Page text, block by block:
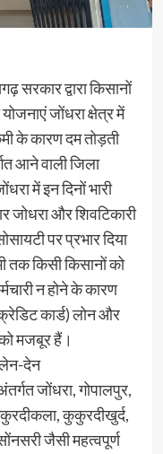
सरकार द्वारा किसानों
जोंधरा क्षेत्र में
के कारण दम तोड़ती
आने वाली जिला
में इन दिनों भारी
और शिवटिकारी
पर प्रभार दिया
तक किसी किसानों को
न होने के कारण
कार्ड) लोन और
मजबूर हैं।
लेन-देन
जोंधरा, गोपालपुर,
कुकुरदीखुर्द,
जैसी महत्वपूर्ण